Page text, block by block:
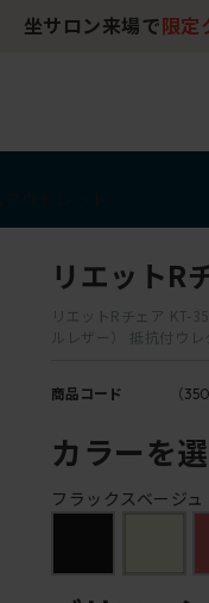
坐サロン来場で 限定
リエットR
リエットRチェア KT-
ルレザー） 抵抗付ウ
商品コード （
カラーを
フラックスベージュ